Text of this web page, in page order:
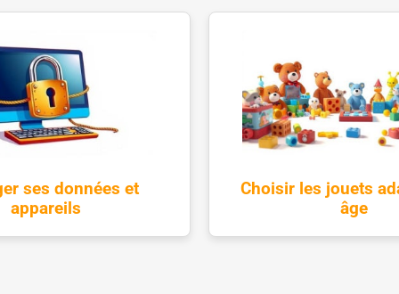
ses données et
appareils
Choisir les jouets
âge